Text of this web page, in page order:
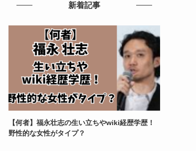
新着記事
【何者】福永壮志の生い立ちやwiki経歴学歴！
野性的な女性がタイプ？